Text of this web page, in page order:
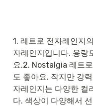
1. 레트로 전자레인지
자레인지입니다. 용량
요.2. Nostalgia 레트
도 좋아요. 작지만 강
자레인지는 다양한 컬
다. 색상이 다양해서